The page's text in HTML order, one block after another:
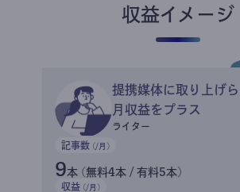
収益イメージ
提携媒体に取り上げ
月収益をプラス
ライター
記事数 (/月)
9本 (無料4本 / 有料5本)
収益 (/月)